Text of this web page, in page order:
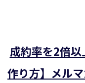
成約率を2倍
作り方】メル